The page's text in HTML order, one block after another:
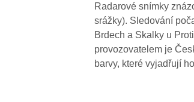
Radarové snímky
srážky). Sledování
Brdech a Skalky u
provozovatelem je
barvy, které vyjadřují